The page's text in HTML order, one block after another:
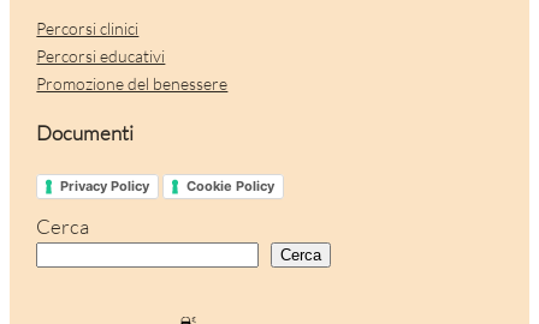
Percorsi clinici
Percorsi educativi
Promozione del benessere
Documenti
Privacy Policy Cookie Policy
Cerca
Cerca